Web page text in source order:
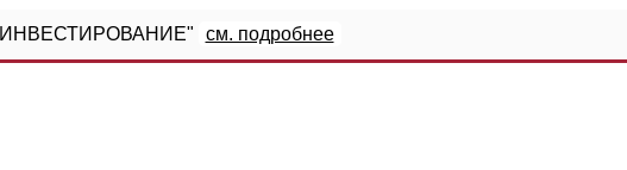
см. подробнее